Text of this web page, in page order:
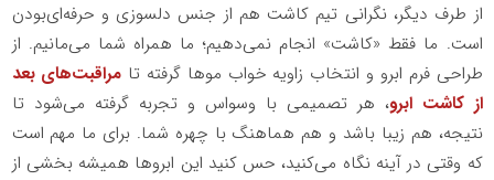
از طرف دیگر، نگرانی تیم کاشت هم از جنس دلسوزی و حرفه‌ای‌بودن
است. ما فقط «کاشت» انجام نمی‌دهیم؛ ما همراه شما می‌مانیم. از
طراحی فرم ابرو و انتخاب زاویه خواب موها گرفته تا مراقبت‌های بعد
از کاشت ابرو، هر تصمیمی با وسواس و تجربه گرفته می‌شود تا
نتیجه، هم زیبا باشد و هم هماهنگ با چهره شما. برای ما مهم است
که وقتی در آینه نگاه می‌کنید، حس کنید این ابروها همیشه بخشی از